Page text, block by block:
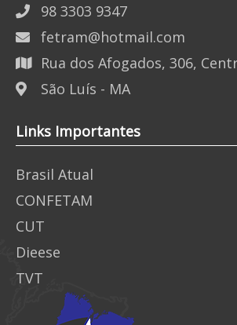
98 3303 9347
fetram@hotmail.com
Rua dos Afogados, 306,
São Luís - MA
Links Importantes
Brasil Atual
CONFETAM
CUT
Dieese
TVT